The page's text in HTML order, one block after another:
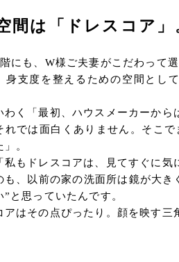
間は「ドレスコア
にも、W様ご夫妻がこだわって
身支度を整えるための空間とし
わく「最初、ハウスメーカーから
れでは面白くありません。そこ
。
私もドレスコアは、見てすぐに気
も、以前の家の洗面所は鏡が大
”と思っていたんです。
アはその点ぴったり。顔を映す